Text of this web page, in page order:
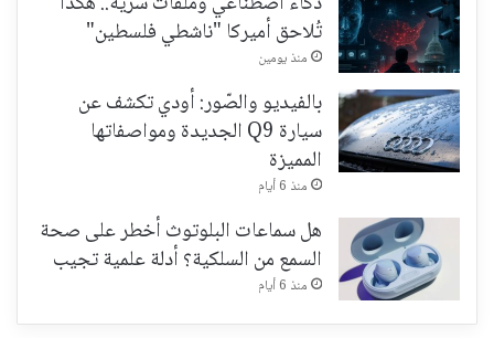
تُلاحق أميركا "ناشطي فلسطين"
منذ يومين
بالفيديو والصّور: أودي تكشف عن
سيارة Q9 الجديدة ومواصفاتها
المميزة
منذ 6 أيام
هل سماعات البلوتوث أخطر على صحة
السمع من السلكية؟ أدلة علمية تجيب
منذ 6 أيام